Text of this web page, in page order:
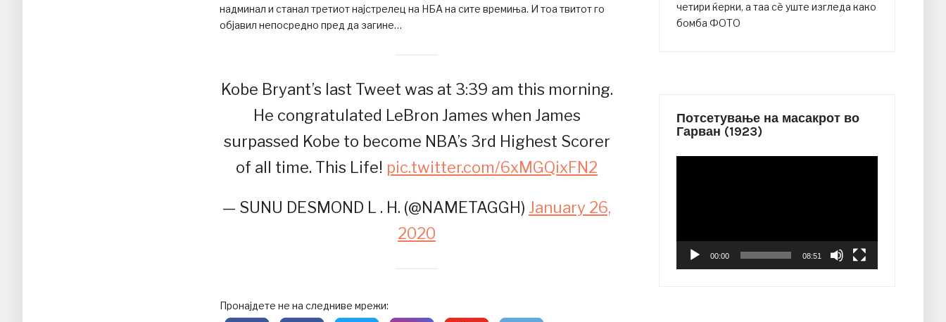
надминал и станал третиот најстрелец на НБА на сите времиња. И тоа твитот го
објавил непосредно пред да загине…
Kobe Bryant’s last Tweet was at 3:39 am this morning.
He congratulated LeBron James when James
surpassed Kobe to become NBA’s 3rd Highest Scorer
of all time. This Life! pic.twitter.com/6xMGQixFN2
— SUNU DESMOND L . H. (@NAMETAGGH) January 26,
2020
Пронајдете не на следниве мрежи:
четири ќерки, а таа сè уште изгледа како
бомба ФОТО
Потсетување на масакрот во
Гарван (1923)
00:00 08:51